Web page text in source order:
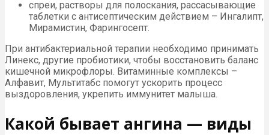
спреи, растворы для полоскания, рассасывающие
таблетки с антисептическим действием – Ингалипт,
Мирамистин, Фарингосепт.
При антибактериальной терапии необходимо принимать
Линекс, другие пробиотики, чтобы восстановить баланс
кишечной микрофлоры. Витаминные комплексы –
Алфавит, Мультитабс помогут ускорить процесс
выздоровления, укрепить иммунитет малыша.
Какой бывает ангина — виды